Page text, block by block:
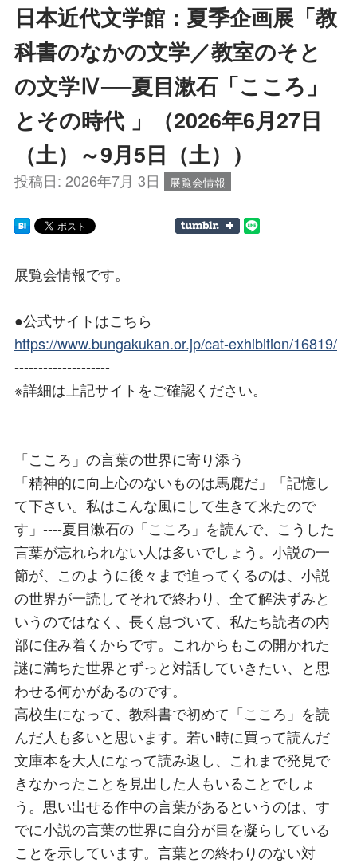
日本近代文学館：夏季企画展「教
科書のなかの文学／教室のそと
の文学Ⅳ──夏目漱石「こころ」
とその時代 」（2026年6月27日
（土）～9月5日（土））
投稿日: 2026年7月 3日 展覧会情報
展覧会情報です。
●公式サイトはこちら
https://www.bungakukan.or.jp/cat-exhibition/16819/
--------------------
※詳細は上記サイトをご確認ください。
「こころ」の言葉の世界に寄り添う
「精神的に向上心のないものは馬鹿だ」「記憶し
て下さい。私はこんな風にして生きて来たので
す」----夏目漱石の「こころ」を読んで、こうした
言葉が忘れられない人は多いでしょう。小説の一
節が、このように後々まで迫ってくるのは、小説
の世界が一読してそれで終わり、全て解決ずみと
いうのではなく、長く息づいて、私たち読者の内
部に住み着くからです。これからもこの開かれた
謎に満ちた世界とずっと対話していきたい、と思
わせる何かがあるのです。
高校生になって、教科書で初めて「こころ」を読
んだ人も多いと思います。若い時に買って読んだ
文庫本を大人になって読み返し、これまで発見で
きなかったことを見出した人もいることでしょ
う。思い出せる作中の言葉があるというのは、す
でに小説の言葉の世界に自分が目を凝らしている
ことを示しています。言葉との終わりのない対